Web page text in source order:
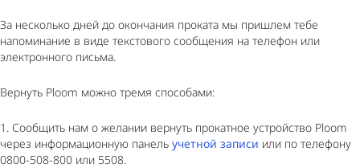
За несколько дней до окончания проката мы пришлем тебе
напоминание в виде текстового сообщения на телефон или
электронного письма.
Вернуть Ploom можно тремя способами:
1. Сообщить нам о желании вернуть прокатное устройство Ploom
через информационную панель учетной записи или по телефону
0800-508-800 или 5508.